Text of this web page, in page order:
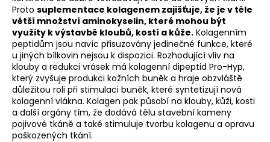
Proto suplementace kolagenem zajišťuje, že je v těle
větší množství aminokyselin, které mohou být
využity k výstavbě kloubů, kostí a kůže. Kolagenním
peptidům jsou navíc přisuzovány jedinečné funkce, které
u jiných bílkovin nejsou k dispozici. Rozhodující vliv na
klouby a redukci vrásek má kolagenní dipeptid Pro-Hyp,
který zvyšuje produkci kožních buněk a hraje obzvláště
důležitou roli při stimulaci buněk, které syntetizují nová
kolagenní vlákna. Kolagen pak působí na klouby, kůži, kosti
a další orgány tím, že dodává tělu stavební kameny
pojivové tkáně a také stimuluje tvorbu kolagenu a opravu
poškozených tkání.